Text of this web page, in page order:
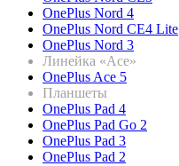
OnePlus Nord 4
OnePlus Nord CE4 Lite
OnePlus Nord 3
Линейка «Ace»
OnePlus Ace 5
Планшеты
OnePlus Pad 4
OnePlus Pad Go 2
OnePlus Pad 3
OnePlus Pad 2